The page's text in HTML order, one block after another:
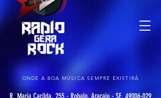
ONDE A BOA MÚSICA SEMPRE EXISTIRÁ
R. Maria Cacilda, 255 - Robalo, Aracaju - SE, 49006-029